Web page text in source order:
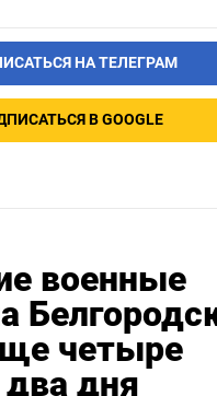
НА ТЕЛЕГРАМ
В GOOGLE
военные
четыре
дня